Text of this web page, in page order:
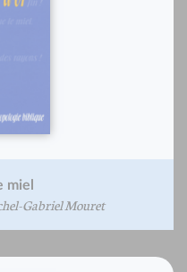
miel
Gabriel Mouret